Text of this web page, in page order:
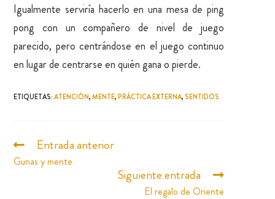
Igualmente serviría hacerlo en una mesa de ping
pong con un compañero de nivel de juego
parecido, pero centrándose en el juego continuo
en lugar de centrarse en quién gana o pierde.
ETIQUETAS:ATENCIÓN, MENTE, PRÁCTICA EXTERNA, SENTIDOS
Entrada anterior
Gunas y mente
Siguiente entrada
El regalo de Oriente